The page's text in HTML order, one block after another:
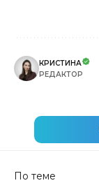
КРИСТИНА
РЕДАКТОР
По теме